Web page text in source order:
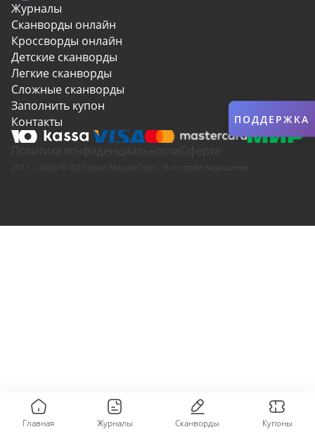
Главная Журналы Сканворды Купоны
Журналы
Сканворды онлайн
Кроссворды онлайн
Детские сканворды
Легкие сканворды
Сложные сканворды
Заполнить купон
Контакты
Политика конфиденциальностиОферта
2011 - 2026 © ИД Город Медиа Софт - Все права защищены
ПОДДЕРЖКА